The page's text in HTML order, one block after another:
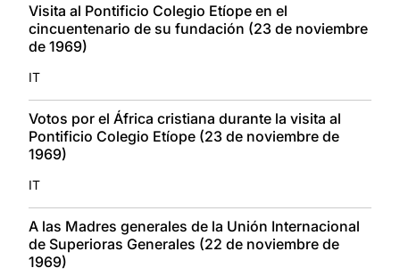
Visita al Pontificio Colegio Etíope en el
cincuentenario de su fundación (23 de noviembre
de 1969)
IT
Votos por el África cristiana durante la visita al
Pontificio Colegio Etíope (23 de noviembre de
1969)
IT
A las Madres generales de la Unión Internacional
de Superioras Generales (22 de noviembre de
1969)